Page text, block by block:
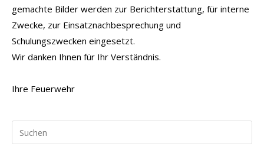
gemachte Bilder werden zur Berichterstattung, für interne
Zwecke, zur Einsatznachbesprechung und
Schulungszwecken eingesetzt.
Wir danken Ihnen für Ihr Verständnis.
Ihre Feuerwehr